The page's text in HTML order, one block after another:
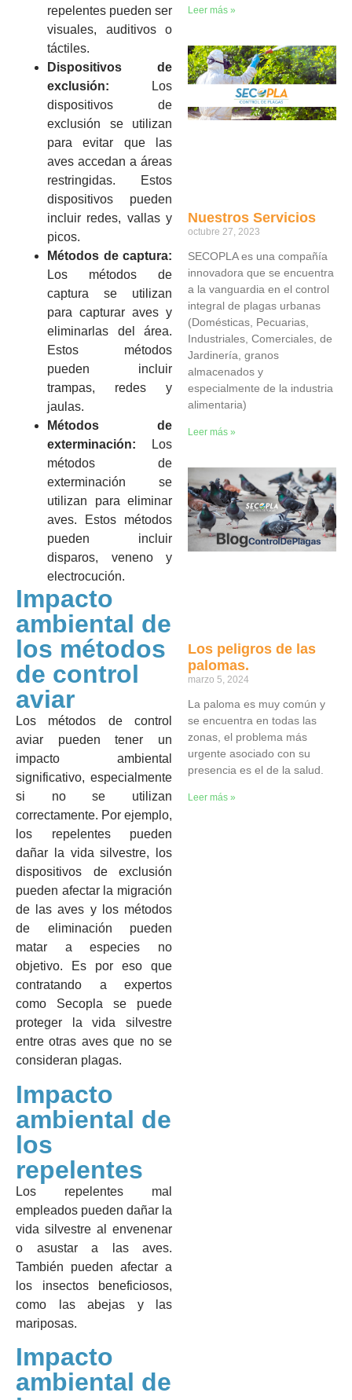
repelentes pueden ser
visuales, auditivos o
táctiles.
Dispositivos de
exclusión: Los
dispositivos de
exclusión se utilizan
para evitar que las
aves accedan a áreas
restringidas. Estos
dispositivos pueden
incluir redes, vallas y
picos.
Métodos de captura:
Los métodos de
captura se utilizan
para capturar aves y
eliminarlas del área.
Estos métodos
pueden incluir
trampas, redes y
jaulas.
Métodos de
exterminación: Los
métodos de
exterminación se
utilizan para eliminar
aves. Estos métodos
pueden incluir
disparos, veneno y
electrocución.
Impacto
ambiental de
los métodos
de control
aviar
Los métodos de control
aviar pueden tener un
impacto ambiental
significativo, especialmente
si no se utilizan
correctamente. Por ejemplo,
los repelentes pueden
dañar la vida silvestre, los
dispositivos de exclusión
pueden afectar la migración
de las aves y los métodos
de eliminación pueden
matar a especies no
objetivo. Es por eso que
contratando a expertos
como Secopla se puede
proteger la vida silvestre
entre otras aves que no se
consideran plagas.
Impacto
ambiental de
los
repelentes
Los repelentes mal
empleados pueden dañar la
vida silvestre al envenenar
o asustar a las aves.
También pueden afectar a
los insectos beneficiosos,
como las abejas y las
mariposas.
Impacto
ambiental de
Leer más »
Nuestros Servicios
octubre 27, 2023
SECOPLA es una compañía
innovadora que se encuentra
a la vanguardia en el control
integral de plagas urbanas
(Domésticas, Pecuarias,
Industriales, Comerciales, de
Jardinería, granos
almacenados y
especialmente de la industria
alimentaria)
Leer más »
Los peligros de las
palomas.
marzo 5, 2024
La paloma es muy común y
se encuentra en todas las
zonas, el problema más
urgente asociado con su
presencia es el de la salud.
Leer más »